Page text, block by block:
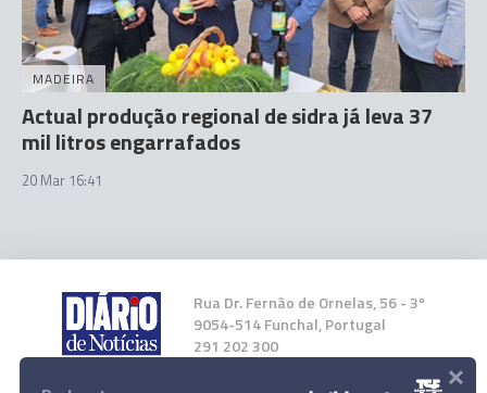
MADEIRA
Actual produção regional de sidra já leva 37
mil litros engarrafados
20 Mar 16:41
Rua Dr. Fernão de Ornelas, 56 - 3º
9054-514 Funchal, Portugal
291 202 300
×